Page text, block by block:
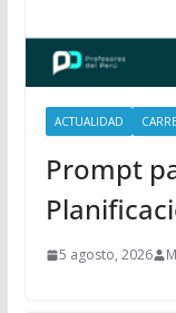
a
ACTUALIDAD
Prompt
5 agosto, 2026